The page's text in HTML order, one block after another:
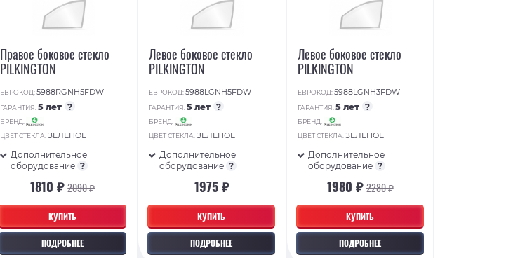
КУПИТЬ
ПОДРОБНЕЕ
Правое боковое стекло
PILKINGTON
ЕВРОКОД:5988RGNH5FDW
ГАРАНТИЯ:5 лет ?
БРЕНД:
ЦВЕТ СТЕКЛА:ЗЕЛЕНОЕ
Дополнительное
оборудование ?
1810 ₽2090 ₽
КУПИТЬ
ПОДРОБНЕЕ
Левое боковое стекло
PILKINGTON
ЕВРОКОД:5988LGNH5FDW
ГАРАНТИЯ:5 лет ?
БРЕНД:
ЦВЕТ СТЕКЛА:ЗЕЛЕНОЕ
Дополнительное
оборудование ?
1975 ₽
КУПИТЬ
ПОДРОБНЕЕ
Левое боковое стекло
PILKINGTON
ЕВРОКОД:5988LGNH3FDW
ГАРАНТИЯ:5 лет ?
БРЕНД:
ЦВЕТ СТЕКЛА:ЗЕЛЕНОЕ
Дополнительное
оборудование ?
1980 ₽2280 ₽